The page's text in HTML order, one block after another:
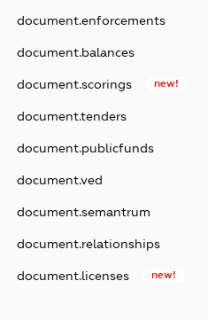
document.enforcements
document.balances
document.scorings new!
document.tenders
document.publicfunds
document.ved
document.semantrum
document.relationships
document.licenses new!